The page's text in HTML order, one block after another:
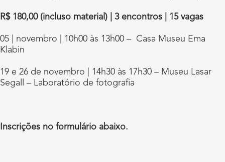
R$ 180,00 (incluso material) | 3 encontros | 15 vagas
05 | novembro | 10h00 às 13h00 – Casa Museu Ema
Klabin
19 e 26 de novembro | 14h30 às 17h30 – Museu Lasar
Segall – Laboratório de fotografia
Inscrições no formulário abaixo.